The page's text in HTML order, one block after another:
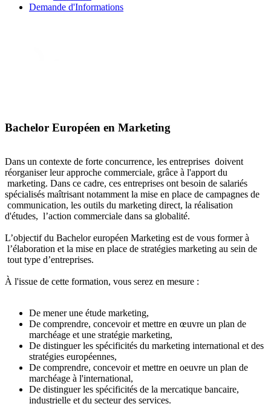
Demande d'Informations
Bachelor Européen en Marketing
Dans un contexte de forte concurrence, les entreprises doivent
réorganiser leur approche commerciale, grâce à l'apport du
marketing. Dans ce cadre, ces entreprises ont besoin de salariés
spécialisés maîtrisant notamment la mise en place de campagnes de
communication, les outils du marketing direct, la réalisation
d'études, l’action commerciale dans sa globalité.
L’objectif du Bachelor européen Marketing est de vous former à
l’élaboration et la mise en place de stratégies marketing au sein de
tout type d’entreprises.
À l'issue de cette formation, vous serez en mesure :
De mener une étude marketing,
De comprendre, concevoir et mettre en œuvre un plan de
marchéage et une stratégie marketing,
De distinguer les spécificités du marketing international et des
stratégies européennes,
De comprendre, concevoir et mettre en oeuvre un plan de
marchéage à l'international,
De distinguer les spécificités de la mercatique bancaire,
industrielle et du secteur des services.